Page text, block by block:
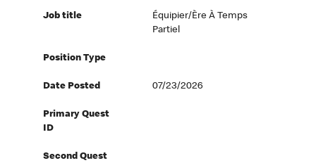
Job title
Équipier/ère À Temps
Partiel
Position Type
Date Posted 07/23/2026
Primary Quest
ID
Second Quest